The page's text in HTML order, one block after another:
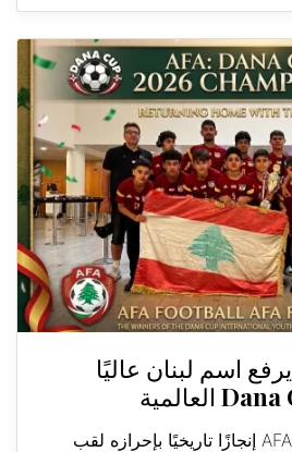
AFA Lebanon يرفع اسم لبنان عاليًا
حقق فريق AFA Lebanon إنجازًا تاريخيًا بإحرازه لقب